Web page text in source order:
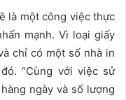
là một công việc thực
mạnh. Vì loại giấy
chỉ có một số nhà in
“Cùng với việc sử
ngày và số lượng